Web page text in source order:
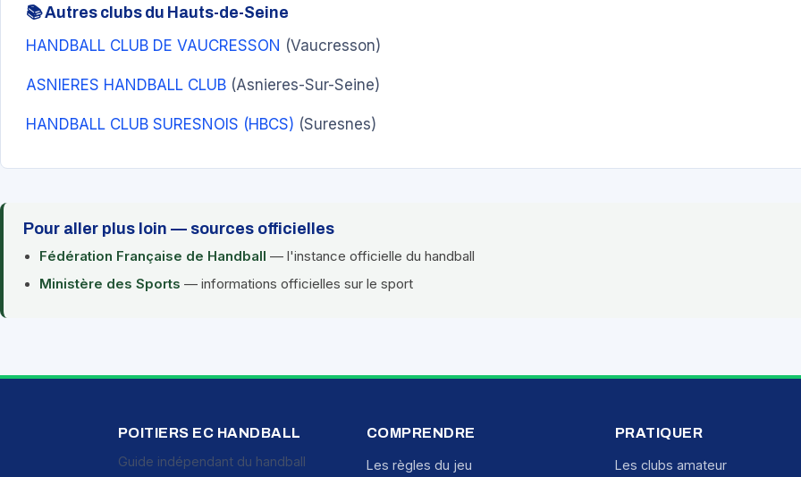
📚 Autres clubs du Hauts-de-Seine
HANDBALL CLUB DE VAUCRESSON (Vaucresson)
ASNIERES HANDBALL CLUB (Asnieres-Sur-Seine)
HANDBALL CLUB SURESNOIS (HBCS) (Suresnes)
Pour aller plus loin — sources officielles
Fédération Française de Handball — l'instance officielle du handball
Ministère des Sports — informations officielles sur le sport
POITIERS EC HANDBALL
Guide indépendant du handball
COMPRENDRE
Les règles du jeu
PRATIQUER
Les clubs amateur